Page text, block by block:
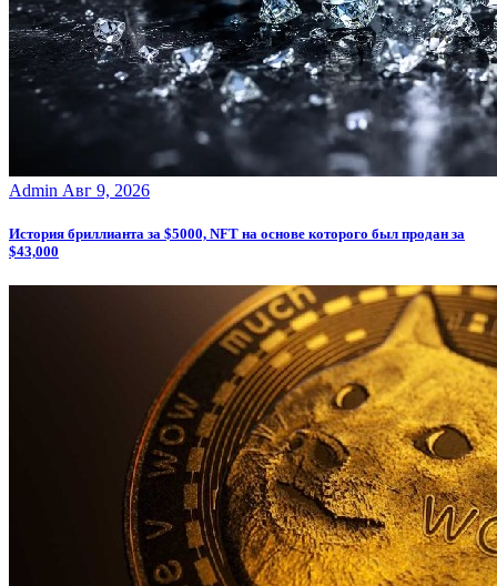
Admin Авг 9, 2026
История бриллианта за $5000, NFT на основе которого был продан за
$43,000